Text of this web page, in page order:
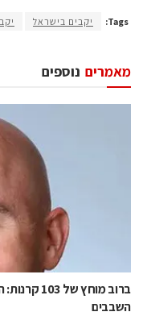
Tags: יקבים בישראל
נוספים מאמרים
ברוב
השבבים